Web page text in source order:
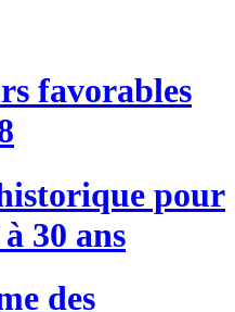
favorables
pour
30 ans
des